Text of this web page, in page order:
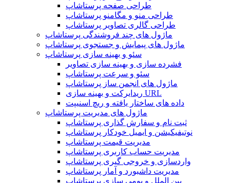
طراحی صفحه پرستاشاپ
طراحی منو و مگامنو پرستاشاپ
طراحی گالری تصاویر پرستاشاپ
ماژول های چند فروشندگی پرستاشاپ
ماژول های پیمایش و جستجوی پرستاشاپ
سئو و بهینه سازی پرستاشاپ
فشرده سازی و بهینه سازی تصاویر
سئو و سرعت پرستاشاپ
ماژول های انجمن ساز پرستاشاپ
ریدایرکت و بهینه سازی URL
داده های ساختار یافته و ریچ اسنیپت
ماژول های مدیریت پرستاشاپ
ثبت نام و سفارش گذاری پرستاشاپ
نوتیفیکیشن و ایمیل خودکار پرستاشاپ
مدیریت قیمت پرستاشاپ
مدیریت حساب کاربری پرستاشاپ
واردسازی و خروجی گیری پرستاشاپ
مدیریت داشبورد و آمار پرستاشاپ
بین الملل و بومی سازی پرستاشاپ